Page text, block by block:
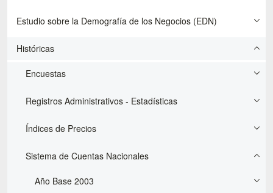
Estudio sobre la Demografía de los Negocios (EDN)
Históricas
Encuestas
Registros Administrativos - Estadísticas
Índices de Precios
Sistema de Cuentas Nacionales
Año Base 2003